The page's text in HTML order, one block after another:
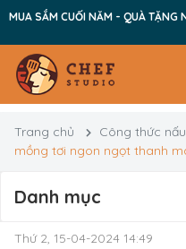
MUA SẮM CUỐI NĂM - QUÀ TẶNG
Trang chủ Công thức
mồng tơi ngon ngọt thanh
Danh mục
Thứ 2, 15-04-2024 14:49